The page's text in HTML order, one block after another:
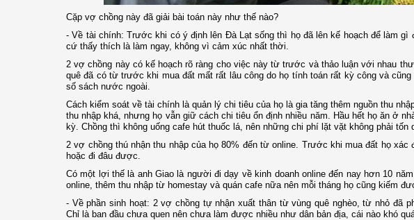
Cặp vợ chồng này đã giải bài toán này như thế nào?
- Về tài chính: Trước khi có ý định lên Đà Lạt sống thì họ đã lên kế hoạch để làm gì
cứ thấy thích là làm ngay, không vì cảm xúc nhất thời.
2 vợ chồng này có kế hoạch rõ ràng cho việc này từ trước và thảo luận với nhau
quê đã có từ trước khi mua đất mất rất lâu công do họ tính toán rất kỳ công và
số sách nước ngoài.
Cách kiểm soát về tài chính là quản lý chi tiêu của họ là gia tăng thêm nguồn thu
thu nhập khá, nhưng họ vẫn giữ cách chi tiêu ổn định nhiều năm. Hầu hết họ ăn ở
kỳ. Chồng thì không uống cafe hút thuốc lá, nên những chi phí lặt vặt không phải tốn
2 vợ chồng thú nhận thu nhập của họ 80% đến từ online. Trước khi mua đất họ
hoặc đi đâu được.
Có một lợi thế là anh Giao là người đi dạy về kinh doanh online đến nay hơn 10
online, thêm thu nhập từ homestay và quán cafe nữa nên mỗi tháng họ cũng kiếm
- Về phần sinh hoạt: 2 vợ chồng tự nhận xuất thân từ vùng quê nghèo, từ nhỏ đã
Chỉ là ban đầu chưa quen nên chưa làm được nhiều như dân bản địa, cái nào khó